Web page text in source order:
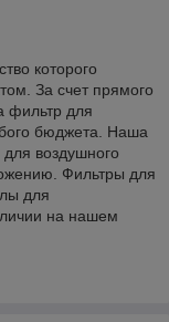
которого
За счет прямого
фильтр для
бюджета. Наша
воздушного
Фильтры для
для
на нашем